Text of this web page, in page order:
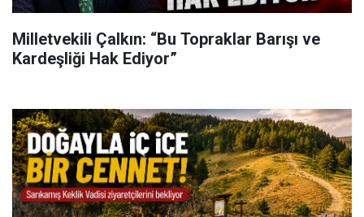
Milletvekili Çalkın: “Bu Topraklar Barışı ve
Kardeşliği Hak Ediyor”